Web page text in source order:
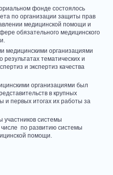
фонде состоялось
по организации защиты прав
медицинской помощи и
обязательного медицинского
организациями
тематических и
и экспертиз качества
организациями был
в крупных
и первых итогах их работы за
системы
числе по развитию системы
помощи.